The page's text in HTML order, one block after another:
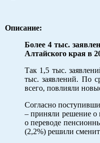
Описание:
Более 4 тыс.
Алтайского края в
Так 1,5 тыс.
тыс. заявлений. По
всего, повлияли
Согласно
– приняли решение о
о переводе
(2,2%) решили